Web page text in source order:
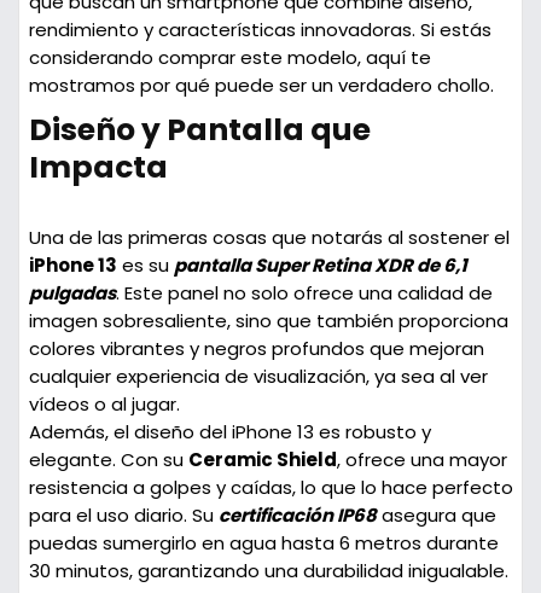
rendimiento y características innovadoras. Si estás
considerando comprar este modelo, aquí te
mostramos por qué puede ser un verdadero chollo.
Diseño y Pantalla que
Impacta
Una de las primeras cosas que notarás al sostener el
iPhone 13 es su pantalla Super Retina XDR de 6,1
pulgadas. Este panel no solo ofrece una calidad de
imagen sobresaliente, sino que también proporciona
colores vibrantes y negros profundos que mejoran
cualquier experiencia de visualización, ya sea al ver
vídeos o al jugar.
Además, el diseño del iPhone 13 es robusto y
elegante. Con su Ceramic Shield, ofrece una mayor
resistencia a golpes y caídas, lo que lo hace perfecto
para el uso diario. Su certificación IP68asegura que
puedas sumergirlo en agua hasta 6 metros durante
30 minutos, garantizando una durabilidad inigualable.